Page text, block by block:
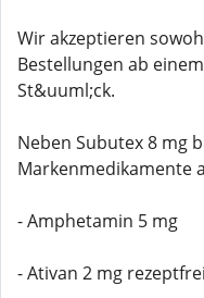
Wir akzeptieren
Bestellungen ab
St&uuml;ck.
Neben Subutex 8 mg
Markenmedikamente
- Amphetamin 5 mg
- Ativan 2 mg